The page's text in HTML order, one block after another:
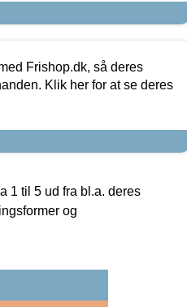
Frishop.dk, så deres
Klik her for at se deres
1 til 5 ud fra bl.a. deres
og